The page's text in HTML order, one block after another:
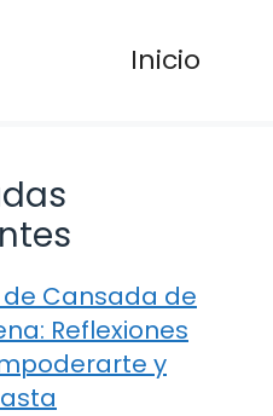
Inicio
de Cansada de
Reflexiones
y